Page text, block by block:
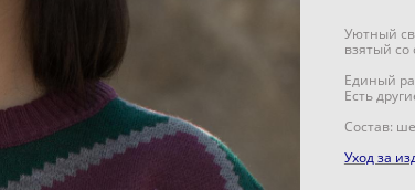
Уютный
взятый со
Единый
Есть
Состав:
Уход за